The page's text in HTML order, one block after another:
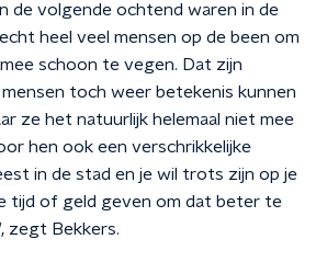
de volgende ochtend waren in de
heel veel mensen op de been om
schoon te vegen. Dat zijn
toch weer betekenis kunnen
ze het natuurlijk helemaal niet mee
hen ook een verschrikkelijke
in de stad en je wil trots zijn op je
tijd of geld geven om dat beter te
zegt Bekkers.